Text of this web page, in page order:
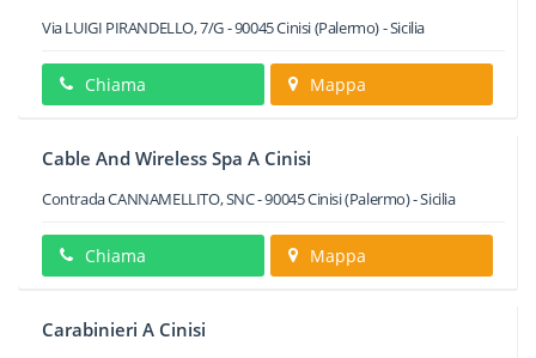
Via LUIGI PIRANDELLO, 7/G-90045Cinisi(Palermo) -Sicilia
Chiama Mappa
Cable And Wireless Spa A Cinisi
Contrada CANNAMELLITO, SNC-90045Cinisi(Palermo) -Sicilia
Chiama Mappa
Carabinieri A Cinisi